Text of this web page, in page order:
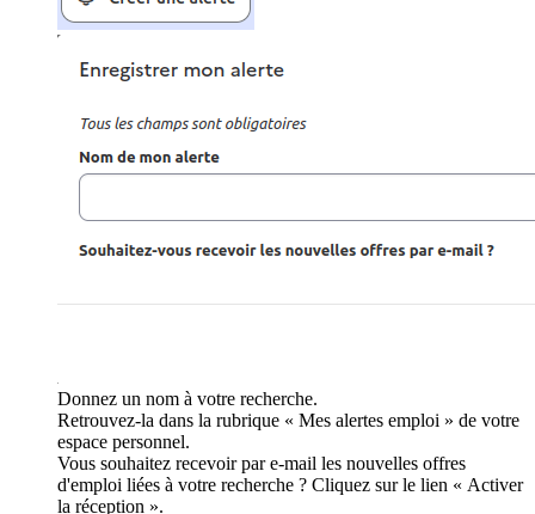
Donnez un nom à votre recherche.
Retrouvez-la dans la rubrique « Mes alertes emploi » de votre
espace personnel.
Vous souhaitez recevoir par e-mail les nouvelles offres
d'emploi liées à votre recherche ? Cliquez sur le lien « Activer
la réception ».